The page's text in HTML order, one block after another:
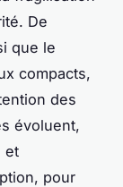
De
que le
compacts,
des
évoluent,
et
pour